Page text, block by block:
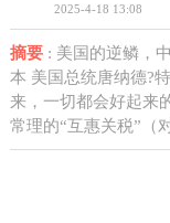
2025-4-18 13:08
摘要: 美国的逆鳞，
本 美国总统唐纳德?
来，一切都会好起来
常理的“互惠关税”（